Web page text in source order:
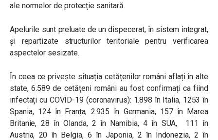
ale normelor de protecție sanitară.
Apelurile sunt preluate de un dispecerat, în sistem integrat,
și repartizate structurilor teritoriale pentru verificarea
aspectelor sesizate.
În ceea ce privește situația cetățenilor români aflați în alte
state, 6.589 de cetățeni români au fost confirmați ca fiind
infectați cu COVID-19 (coronavirus): 1.898 în Italia, 1253 în
Spania, 124 în Franța, 2.935 în Germania, 157 în Marea
Britanie, 28 în Olanda, 2 în Namibia, 4 în SUA, 111 în
Austria, 20 în Belgia, 6 în Japonia, 2 în Indonezia, 2 în